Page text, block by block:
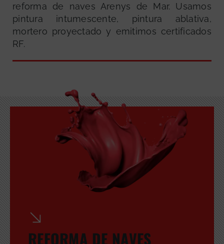
reforma de naves Arenys de Mar. Usamos
pintura intumescente, pintura ablativa,
mortero proyectado y emitimos certificados
RF.
REFORMA DE NAVES
GRATUITA